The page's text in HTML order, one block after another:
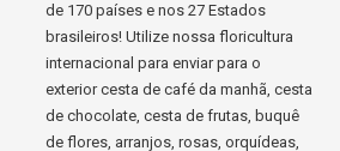
de 170 países e nos 27 Estados
brasileiros! Utilize nossa floricultura
internacional para enviar para o
exterior cesta de café da manhã, cesta
de chocolate, cesta de frutas, buquê
de flores, arranjos, rosas, orquídeas,